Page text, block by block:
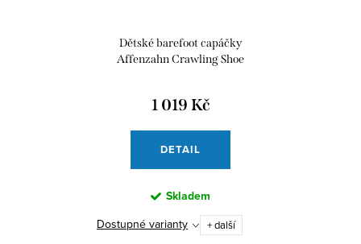
Dětské barefoot capáčky
Affenzahn Crawling Shoe
1 019 Kč
DETAIL
Skladem
Dostupné varianty + další